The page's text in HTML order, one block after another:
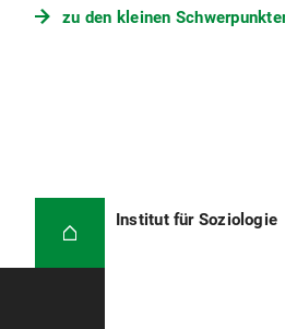
zu den kleinen
Institut für Soziologie